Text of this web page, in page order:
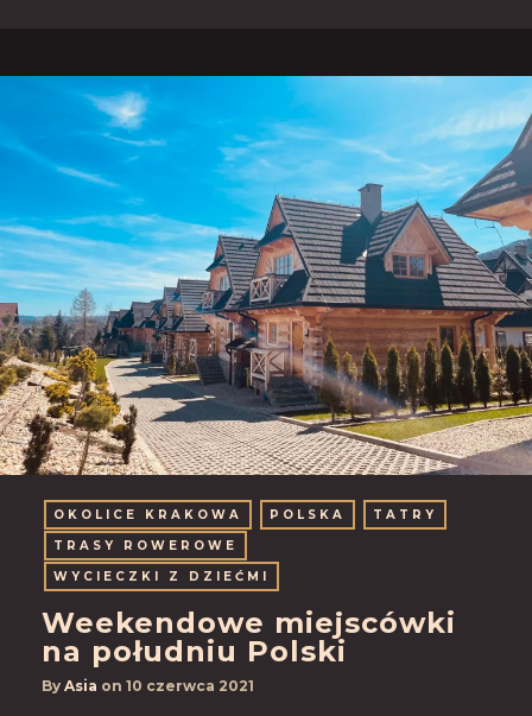
OKOLICE KRAKOWA POLSKA
TATRY
TRASY ROWEROWE
WYCIECZKI Z DZIEĆMI
Weekendowe miejscówki
na południu Polski
By Asia on 10 czerwca 2021